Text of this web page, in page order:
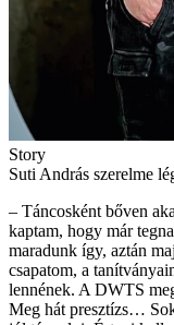
Story
Suti András szerelme
– Táncosként bőven
kaptam, hogy már
maradunk így, aztán
csapatom, a
lennének. A DWTS
Meg hát presztízs…